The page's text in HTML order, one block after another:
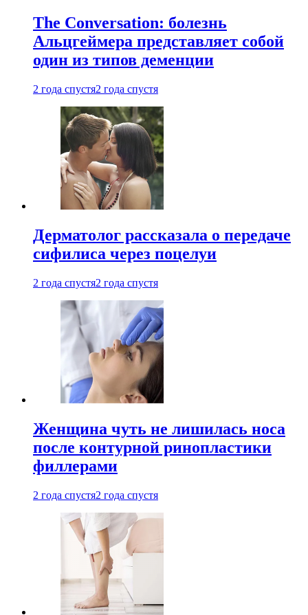
The Conversation: болезнь
Альцгеймера представляет собой
один из типов деменции
2 года спустя2 года спустя
Дерматолог рассказала о передаче
сифилиса через поцелуи
2 года спустя2 года спустя
Женщина чуть не лишилась носа
после контурной ринопластики
филлерами
2 года спустя2 года спустя